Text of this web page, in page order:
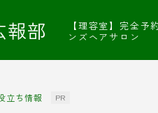
報部
【理容室】完全予
ンズヘアサロン
立ち情報 PR